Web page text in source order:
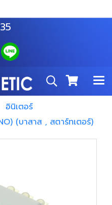
อินิเตอร์
(บาสาส , สตาร์ทเตอร์)